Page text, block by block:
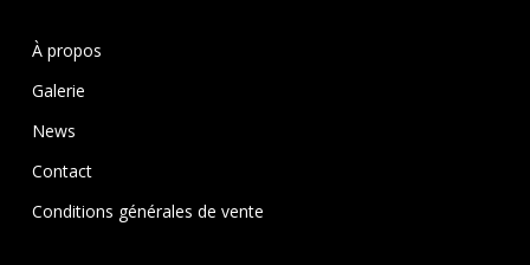
À propos
Galerie
News
Contact
Conditions générales de vente